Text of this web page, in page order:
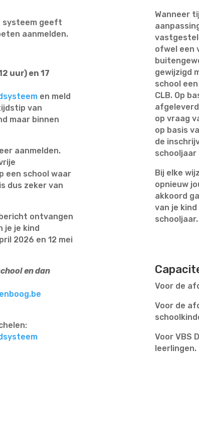
systeem geeft
aanmelden.
uur) en 17
en meld
van
maar binnen
aanmelden.
een school waar
dus zeker van
ontvangen
je je kind
2026 en 12 mei
en dan
Wanneer
ofwel een
gewijzigd
school
CLB. Op
op vraag
op basis
de
Bij elke
opnieuw
akkoord
van je
schooljaar.
Voor de
Voor de
Voor VBS
leerlingen.